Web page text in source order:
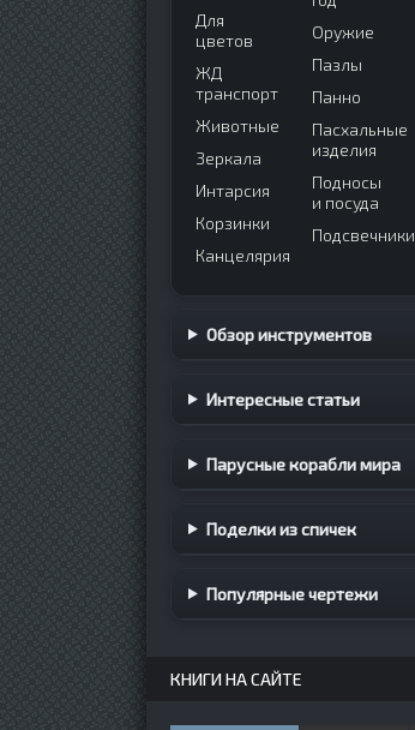
Для
цветов
ЖД
транспорт
Животные
Зеркала
Интарсия
Корзинки
Канцелярия
Оружие
Пазлы
Панно
Пасхальные
изделия
Подносы
и посуда
Подсвечники
Обзор инструментов
Интересные статьи
Парусные корабли мира
Поделки из спичек
Популярные чертежи
КНИГИ НА САЙТЕ